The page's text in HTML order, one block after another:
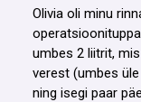
Olivia oli minu
umbes 2 liitrit,
verest (umbes
ning isegi paar